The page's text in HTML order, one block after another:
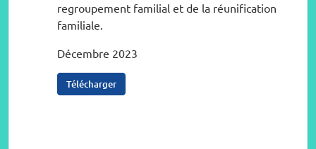
regroupement familial et de la réunification
familiale.
Décembre 2023
Télécharger